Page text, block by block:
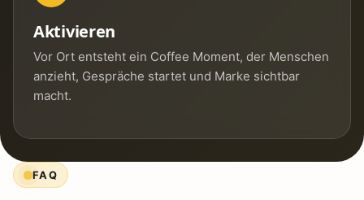
Aktivieren
Vor Ort entsteht ein Coffee Moment, der Menschen
anzieht, Gespräche startet und Marke sichtbar
macht.
FAQ